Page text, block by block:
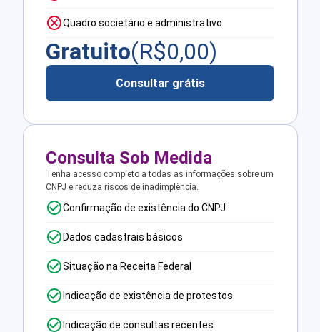
Quadro societário e administrativo
Gratuito(R$0,00)
Consultar grátis
Consulta Sob Medida
Tenha acesso completo a todas as informações sobre um
CNPJ e reduza riscos de inadimplência.
Confirmação de existência do CNPJ
Dados cadastrais básicos
Situação na Receita Federal
Indicação de existência de protestos
Indicação de consultas recentes